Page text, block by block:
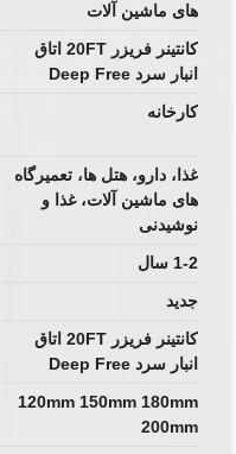
های ماشین آلات
کانتینر فریزر 20FT اتاق
انبار سرد Deep Free
کارخانه
غذا، دارو، هتل ها، تعمیرگاه
های ماشین آلات، غذا و
نوشیدنی
1-2 سال
جدید
کانتینر فریزر 20FT اتاق
انبار سرد Deep Free
120mm 150mm 180mm
200mm